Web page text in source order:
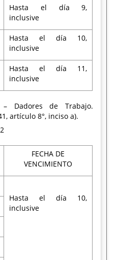
Hasta el día 9,
inclusive
Hasta el día 10,
inclusive
Hasta el día 11,
inclusive
Dadores de Trabajo.
artículo 8°, inciso a).
FECHA DE
VENCIMIENTO
Hasta el día 10,
inclusive